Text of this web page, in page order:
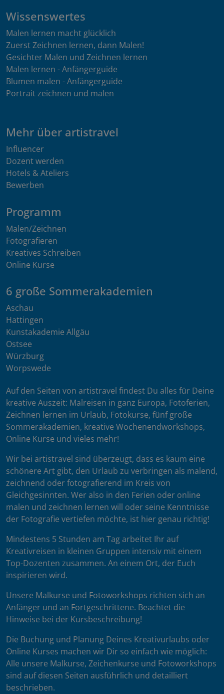
Wissenswertes
Malen lernen macht glücklich
Zuerst Zeichnen lernen, dann Malen!
Gesichter Malen und Zeichnen lernen
Malen lernen - Anfängerguide
Blumen malen - Anfängerguide
Portrait zeichnen und malen
Mehr über artistravel
Influencer
Dozent werden
Hotels & Ateliers
Bewerben
Programm
Malen/Zeichnen
Fotografieren
Kreatives Schreiben
Online Kurse
6 große Sommerakademien
Aschau
Hattingen
Kunstakademie Allgäu
Ostsee
Würzburg
Worpswede
Auf den Seiten von artistravel findest Du alles für Deine
kreative Auszeit: Malreisen in ganz Europa, Fotoferien,
Zeichnen lernen im Urlaub, Fotokurse, fünf große
Sommerakademien, kreative Wochenendworkshops,
Online Kurse und vieles mehr!
Wir bei artistravel sind überzeugt, dass es kaum eine
schönere Art gibt, den Urlaub zu verbringen als malend,
zeichnend oder fotografierend im Kreis von
Gleichgesinnten. Wer also in den Ferien oder online
malen und zeichnen lernen will oder seine Kenntnisse
der Fotografie vertiefen möchte, ist hier genau richtig!
Mindestens 5 Stunden am Tag arbeitet Ihr auf
Kreativreisen in kleinen Gruppen intensiv mit einem
Top-Dozenten zusammen. An einem Ort, der Euch
inspirieren wird.
Unsere Malkurse und Fotoworkshops richten sich an
Anfänger und an Fortgeschrittene. Beachtet die
Hinweise bei der Kursbeschreibung!
Die Buchung und Planung Deines Kreativurlaubs oder
Online Kurses machen wir Dir so einfach wie möglich:
Alle unsere Malkurse, Zeichenkurse und Fotoworkshops
sind auf diesen Seiten ausführlich und detailliert
beschrieben.